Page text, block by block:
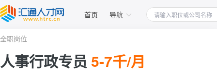
首页 导航
全职岗位
人事行政专员 5-7千/月